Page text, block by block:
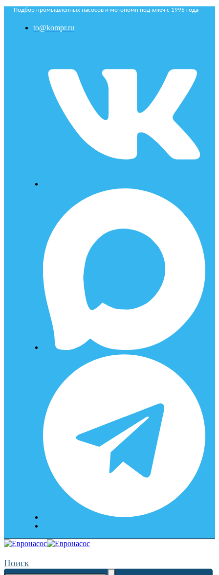
Подбор промышленных насосов и мотопомп под ключ с 1995 года
to@kompr.ru
Поиск